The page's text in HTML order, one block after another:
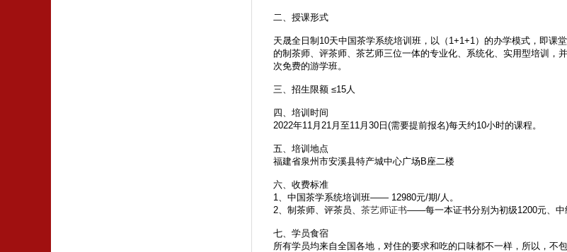
二、授课形式
天晟全日制10天中国茶学系统培训班，以（1+1+1）的办学模式，即
的制茶师、评茶师、茶艺师三位一体的专业化、系统化、实用型培训
次免费的游学班。
三、招生限额 ≤15人
四、培训时间
2022年11月21月至11月30日(需要提前报名)每天约10小时的课程。
五、培训地点
福建省泉州市安溪县特产城中心广场B座二楼
六、收费标准
1、中国茶学系统培训班—— 12980元/期/人。
2、制茶师、评茶员、 茶艺师证书——每一本证书分别为初级1200元、中
七、学员食宿
所有学员均来自全国各地，对住的要求和吃的口味都不一样，所以，